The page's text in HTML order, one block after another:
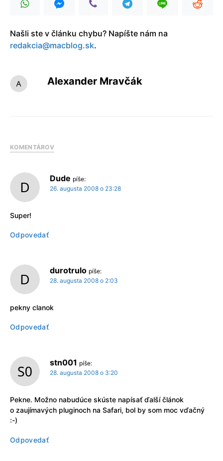
Našli ste v článku chybu? Napíšte nám na
redakcia@macblog.sk.
Alexander Mravčák
KOMENTÁROV
Dude píše:
26. augusta 2008 o 23:28
Super!
Odpovedať
durotrulo píše:
28. augusta 2008 o 2:03
pekny clanok
Odpovedať
stn001 píše:
28. augusta 2008 o 3:20
Pekne. Možno nabudúce skúste napísať ďalší článok
o zaujímavých pluginoch na Safari, bol by som moc vďačný
:-)
Odpovedať